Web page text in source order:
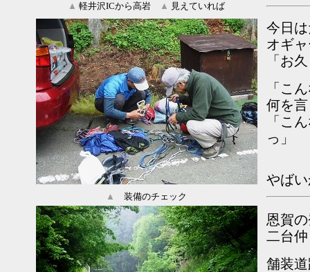
▲ 軽井沢ICから高岩 ▲ 見えていれば
今日
オギ
「お
「こ
何を
「こ
っ」
やば
▲ 装備のチェック
恩賀
二台
舗装